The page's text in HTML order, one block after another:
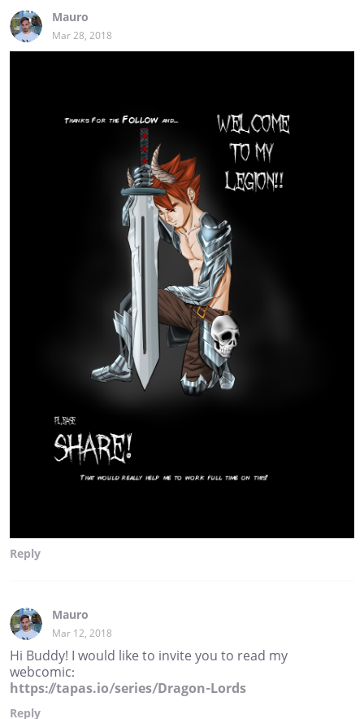
Mauro
Mar 28, 2018
Reply
Mauro
Mar 12, 2018
Hi Buddy! I would like to invite you to read my
webcomic:
https://tapas.io/series/Dragon-Lords
Reply